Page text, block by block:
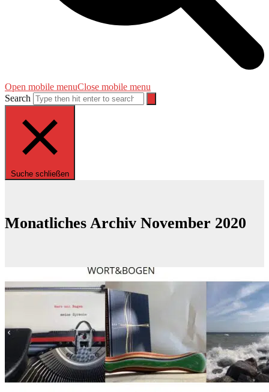
Open mobile menuClose mobile menu
Search
Suche schließen
Monatliches Archiv November 2020